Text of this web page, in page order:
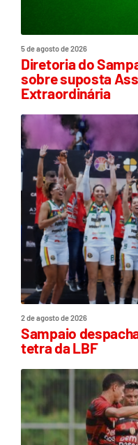
5 de agosto de 2026
Diretoria do
sobre suposta
Extraordinária
2 de agosto de 2026
Sampaio
tetra da LBF